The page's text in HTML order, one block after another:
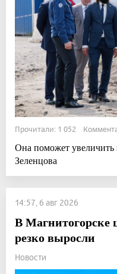
Прочитали: 1 052
Она поможет
Зеленцова
14:57, 6 авг 2026
В Магнитогорске
резко выросли
Новости